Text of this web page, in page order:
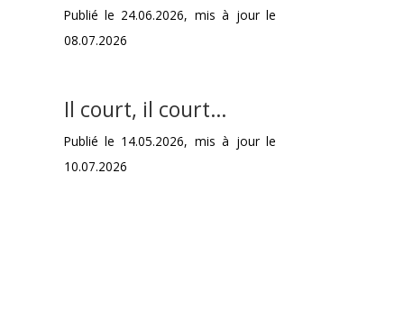
Publié le 24.06.2026, mis à jour le
08.07.2026
Il court, il court…
Publié le 14.05.2026, mis à jour le
10.07.2026